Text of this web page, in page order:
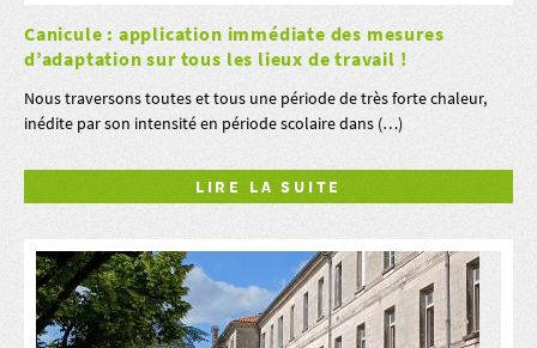
Canicule : application immédiate des mesures
d’adaptation sur tous les lieux de travail !
Nous traversons toutes et tous une période de très forte chaleur,
inédite par son intensité en période scolaire dans (…)
LIRE LA SUITE